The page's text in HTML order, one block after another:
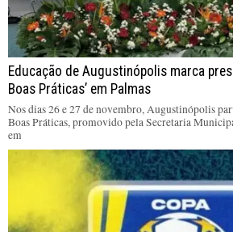
Educação de Augustinópolis marca
Boas Práticas’ em Palmas
Nos dias 26 e 27 de novembro, Augustinópolis
Boas Práticas, promovido pela Secretaria
em